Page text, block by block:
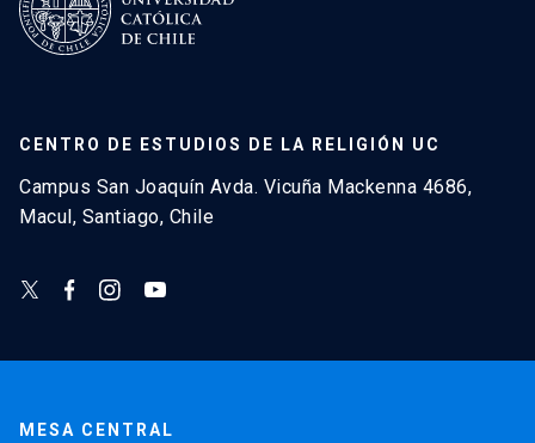
CENTRO DE ESTUDIOS DE LA RELIGIÓN UC
Campus San Joaquín Avda. Vicuña Mackenna 4686,
Macul, Santiago, Chile
MESA CENTRAL